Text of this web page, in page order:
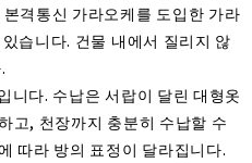
격통신 가라오케를 도입한 가라
습니다. 건물 내에서 질리지 않
니다. 수납은 서랍이 달린 대형옷
고, 천장까지 충분히 수납할 수
따라 방의 표정이 달라집니다.